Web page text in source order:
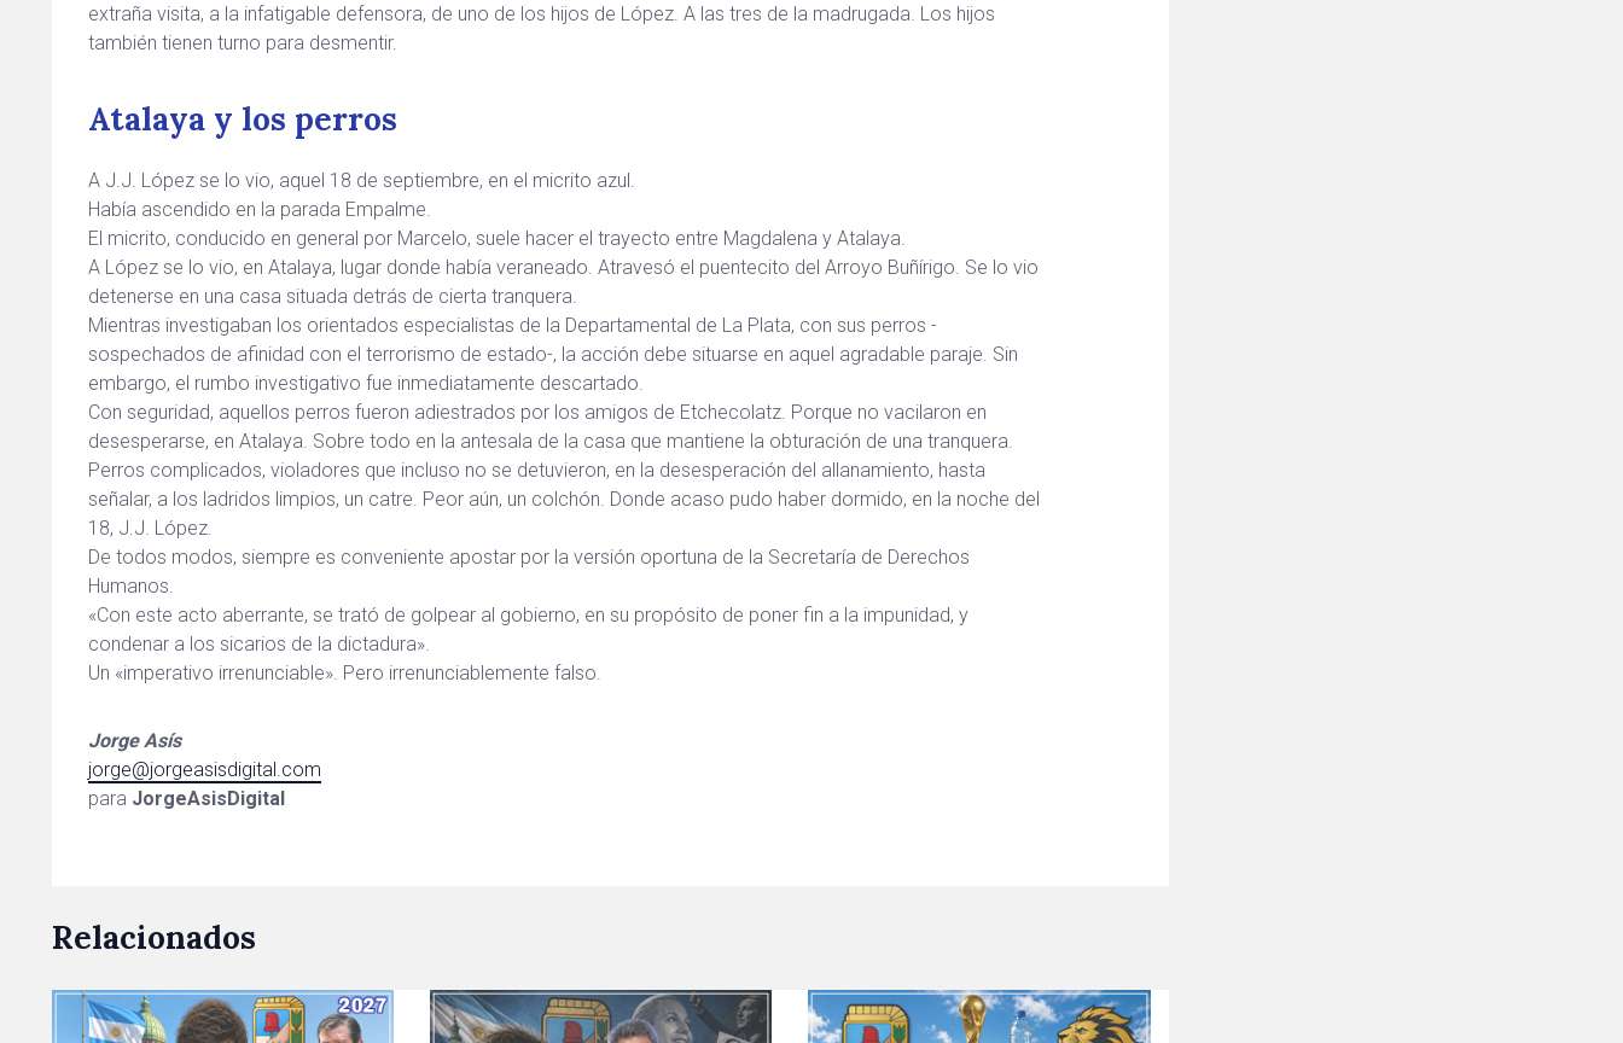
extraña visita, a la infatigable defensora, de uno de los hijos de López. A las tres de la madrugada. Los hijos
también tienen turno para desmentir.
Atalaya y los perros
A J.J. López se lo vio, aquel 18 de septiembre, en el micrito azul.
Había ascendido en la parada Empalme.
El micrito, conducido en general por Marcelo, suele hacer el trayecto entre Magdalena y Atalaya.
A López se lo vio, en Atalaya, lugar donde había veraneado. Atravesó el puentecito del Arroyo Buñírigo. Se lo vio
detenerse en una casa situada detrás de cierta tranquera.
Mientras investigaban los orientados especialistas de la Departamental de La Plata, con sus perros -
sospechados de afinidad con el terrorismo de estado-, la acción debe situarse en aquel agradable paraje. Sin
embargo, el rumbo investigativo fue inmediatamente descartado.
Con seguridad, aquellos perros fueron adiestrados por los amigos de Etchecolatz. Porque no vacilaron en
desesperarse, en Atalaya. Sobre todo en la antesala de la casa que mantiene la obturación de una tranquera.
Perros complicados, violadores que incluso no se detuvieron, en la desesperación del allanamiento, hasta
señalar, a los ladridos limpios, un catre. Peor aún, un colchón. Donde acaso pudo haber dormido, en la noche del
18, J.J. López.
De todos modos, siempre es conveniente apostar por la versión oportuna de la Secretaría de Derechos
Humanos.
«Con este acto aberrante, se trató de golpear al gobierno, en su propósito de poner fin a la impunidad, y
condenar a los sicarios de la dictadura».
Un «imperativo irrenunciable». Pero irrenunciablemente falso.
Jorge Asís
jorge@jorgeasisdigital.com
para JorgeAsisDigital
Relacionados